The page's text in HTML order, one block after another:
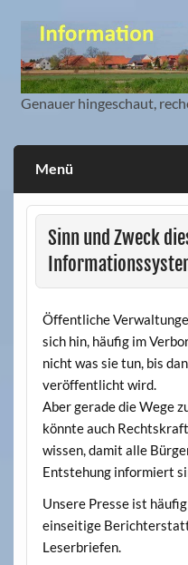
Mitbürger
Genauer hingeschaut,
Menü
Sinn und Zweck
Öffentliche
sich hin, häufig im
nicht was sie tun, bis
veröffentlicht wird.
Aber gerade die Wege
könnte auch
wissen, damit alle
Entstehung informiert
Unsere Presse ist
einseitige
Leserbriefen.